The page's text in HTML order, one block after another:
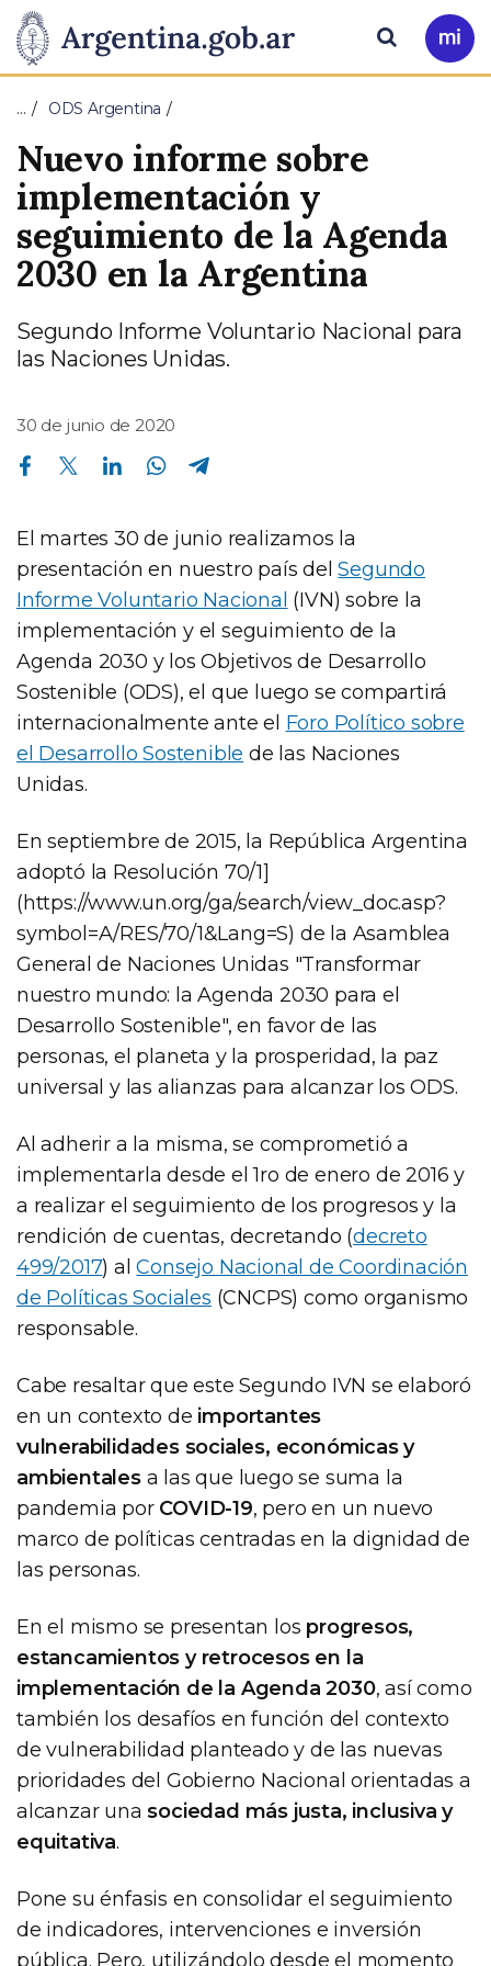
Presidencia
de
la
Nación
Pasar al contenido principal
Ir
a
Buscar
… ODS Argentina
Nuevo informe sobre
implementación y
seguimiento de la Agenda
2030 en la Argentina
Segundo Informe Voluntario Nacional para
las Naciones Unidas.
30 de junio de 2020
Compartir en Facebook Compartir en Twitter Compartir en Linkedin Compartir en Whatsapp
El martes 30 de junio realizamos la
presentación en nuestro país delSegundo
Informe Voluntario Nacional (IVN) sobre la
implementación y el seguimiento de la
Agenda 2030 y los Objetivos de Desarrollo
Sostenible (ODS), el que luego se compartirá
internacionalmente ante el Foro Político sobre
el Desarrollo Sostenible de las Naciones
Unidas.
En septiembre de 2015, la República Argentina
adoptó la Resolución 70/1]
(https://www.un.org/ga/search/view_doc.asp?
symbol=A/RES/70/1&Lang=S) de la Asamblea
General de Naciones Unidas "Transformar
nuestro mundo: la Agenda 2030 para el
Desarrollo Sostenible", en favor de las
personas, el planeta y la prosperidad, la paz
universal y las alianzas para alcanzar los ODS.
Al adherir a la misma, se comprometió a
implementarla desde el 1ro de enero de 2016 y
a realizar el seguimiento de los progresos y la
rendición de cuentas, decretando (decreto
499/2017) alConsejo Nacional de Coordinación
de Políticas Sociales (CNCPS) como organismo
responsable.
Cabe resaltar que este Segundo IVN se elaboró
en un contexto de importantes
vulnerabilidades sociales, económicas y
ambientalesa las que luego se suma la
pandemia por COVID-19, pero en un nuevo
marco de políticas centradas en la dignidad de
las personas.
En el mismo se presentan los progresos,
estancamientos y retrocesos en la
implementación de la Agenda 2030, así como
también los desafíos en función del contexto
de vulnerabilidad planteado y de las nuevas
prioridades del Gobierno Nacional orientadas a
alcanzar unasociedad más justa, inclusiva y
equitativa.
Pone su énfasis en consolidar el seguimiento
de indicadores, intervenciones e inversión
pública. Pero, utilizándolo desde el momento